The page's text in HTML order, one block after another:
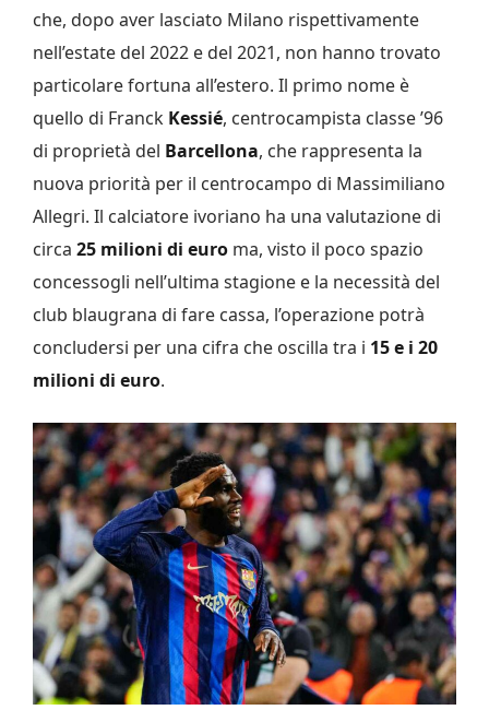
che, dopo aver lasciato Milano rispettivamente
nell’estate del 2022 e del 2021, non hanno trovato
particolare fortuna all’estero. Il primo nome è
quello di Franck Kessié, centrocampista classe ’96
di proprietà del Barcellona, che rappresenta la
nuova priorità per il centrocampo di Massimiliano
Allegri. Il calciatore ivoriano ha una valutazione di
circa 25 milioni di euro ma, visto il poco spazio
concessogli nell’ultima stagione e la necessità del
club blaugrana di fare cassa, l’operazione potrà
concludersi per una cifra che oscilla tra i 15 e i 20
milioni di euro.